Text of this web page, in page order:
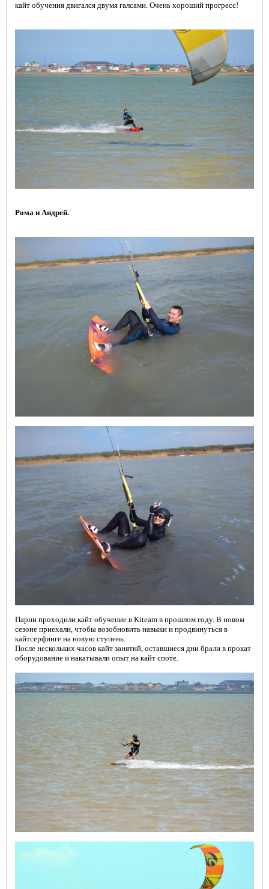
кайт обучения двигался двумя галсами. Очень хороший прогресс!
Рома и Андрей.
Парни проходили кайт обучение в Kiteam в прошлом году. В новом
сезоне приехали, чтобы возобновить навыки и продвинуться в
кайтсерфинге на новую ступень.
После нескольких часов кайт занятий, оставшиеся дни брали в прокат
оборудование и накатывали опыт на кайт споте.